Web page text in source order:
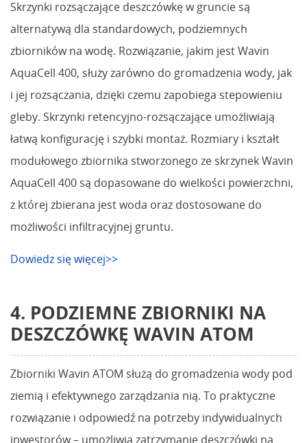
Skrzynki rozsączające deszczówkę w gruncie są
alternatywą dla standardowych, podziemnych
zbiorników na wodę. Rozwiązanie, jakim jest Wavin
AquaCell 400, służy zarówno do gromadzenia wody, jak
i jej rozsączania, dzięki czemu zapobiega stepowieniu
gleby. Skrzynki retencyjno-rozsączające umożliwiają
łatwą konfigurację i szybki montaż. Rozmiary i kształt
modułowego zbiornika stworzonego ze skrzynek Wavin
AquaCell 400 są dopasowane do wielkości powierzchni,
z której zbierana jest woda oraz dostosowane do
możliwości infiltracyjnej gruntu.
Dowiedz się więcej>>
4. PODZIEMNE ZBIORNIKI NA
DESZCZÓWKĘ WAVIN ATOM
Zbiorniki Wavin ATOM służą do gromadzenia wody pod
ziemią i efektywnego zarządzania nią. To praktyczne
rozwiązanie i odpowiedź na potrzeby indywidualnych
inwestorów – umożliwia zatrzymanie deszczówki na